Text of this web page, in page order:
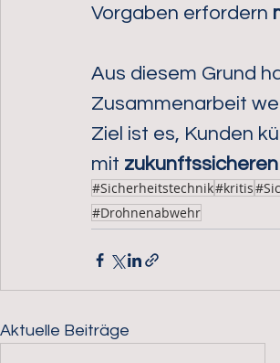
Vorgaben erfordern
Aus diesem Grund
Zusammenarbeit
Ziel ist es, Kunden
mit
#Sicherheitstechnik#kritis
#Drohnenabwehr
Aktuelle Beiträge